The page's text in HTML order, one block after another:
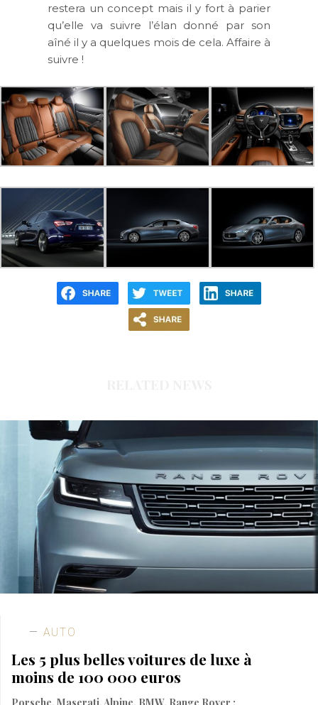
restera un concept mais il y fort à parier
qu’elle va suivre l’élan donné par son
aîné il y a quelques mois de cela. Affaire à
suivre !
AUTO
Les 5 plus belles voitures de luxe à
moins de 100 000 euros